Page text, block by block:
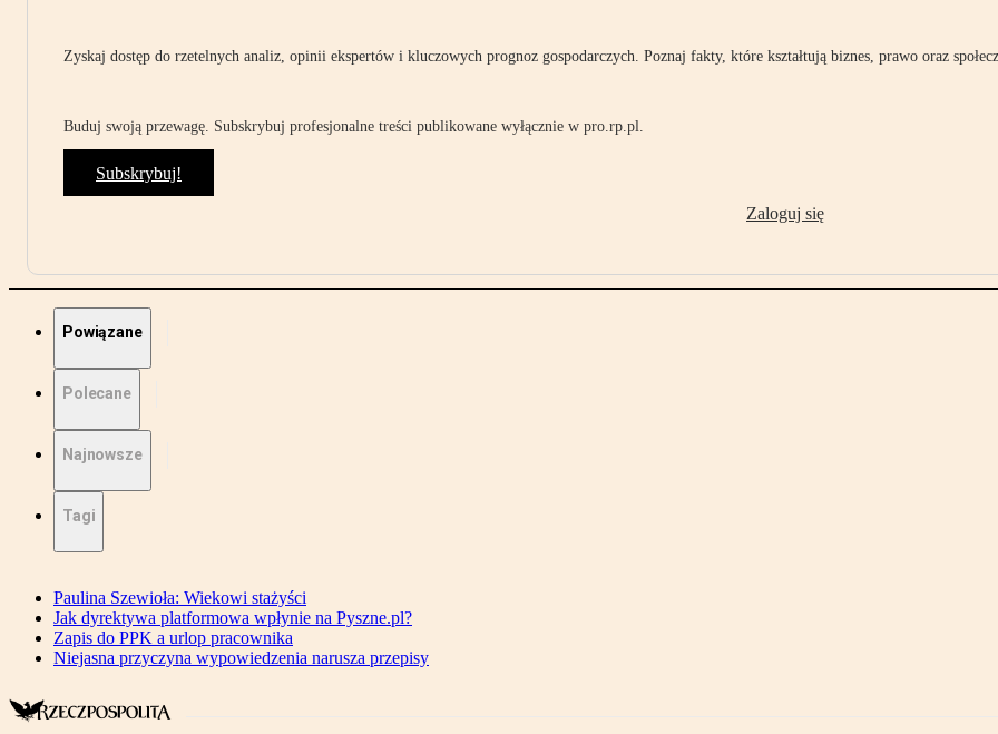
Zyskaj dostęp do rzetelnych analiz, opinii ekspertów i kluczowych prognoz gospodarczych. Poznaj fakty, które kształtują biznes, prawo oraz
Buduj swoją przewagę. Subskrybuj profesjonalne treści publikowane wyłącznie w pro.rp.pl.
Subskrybuj!
Zaloguj się
Powiązane
Polecane
Najnowsze
Tagi
Paulina Szewioła: Wiekowi stażyści
Jak dyrektywa platformowa wpłynie na Pyszne.pl?
Zapis do PPK a urlop pracownika
Niejasna przyczyna wypowiedzenia narusza przepisy